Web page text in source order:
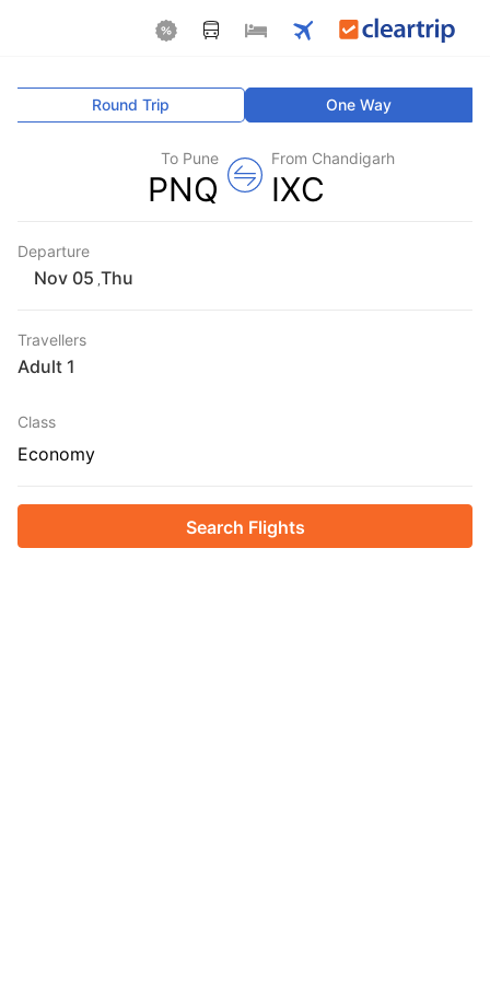
One Way
Round Trip
From Chandigarh
IXC
To Pune
PNQ
Departure
Thu
Travellers
1 Adult
Class
Economy